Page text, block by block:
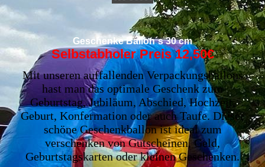
Geschenke Ballon´s 30 cm
Selbstabholer Preis 12,50€
Mit unseren auffallenden Verpackungsballons
hast man das optimale Geschenk zum
Geburtstag, Jubiläum, Abschied, Hochzeit,
Geburt, Konfermation oder auch Taufe. Dieser
schöne Geschenkballon ist ideal zum
verschenken von Gutscheinen, Geld,
Geburtstagskarten oder kleinen Geschenken.